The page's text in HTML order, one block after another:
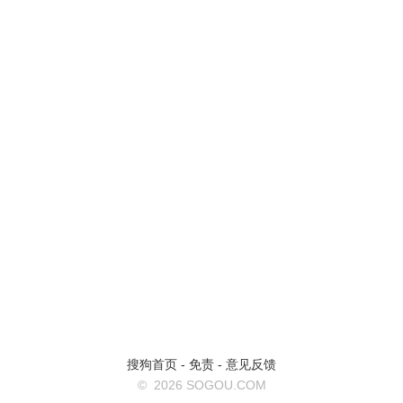
搜狗首页 - 免责 - 意见反馈
© 2026 SOGOU.COM